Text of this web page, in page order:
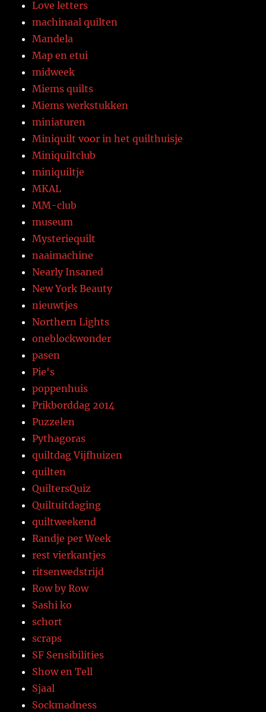
Love letters
machinaal quilten
Mandela
Map en etui
midweek
Miems quilts
Miems werkstukken
miniaturen
Miniquilt voor in het quilthuisje
Miniquiltclub
miniquiltje
MKAL
MM-club
museum
Mysteriequilt
naaimachine
Nearly Insaned
New York Beauty
nieuwtjes
Northern Lights
oneblockwonder
pasen
Pie's
poppenhuis
Prikborddag 2014
Puzzelen
Pythagoras
quiltdag Vijfhuizen
quilten
QuiltersQuiz
Quiltuitdaging
quiltweekend
Randje per Week
rest vierkantjes
ritsenwedstrijd
Row by Row
Sashi ko
schort
scraps
SF Sensibilities
Show en Tell
Sjaal
Sockmadness